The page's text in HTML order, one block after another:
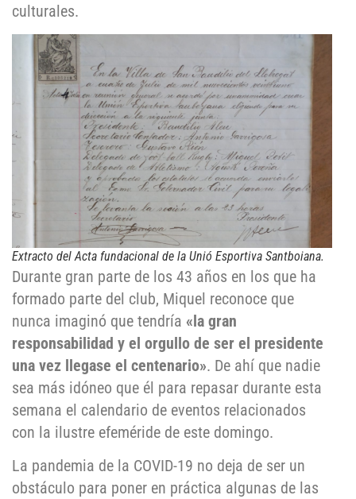
culturales.
Extracto del Acta fundacional de la Unió Esportiva Santboiana.
Durante gran parte de los 43 años en los que ha
formado parte del club, Miquel reconoce que
nunca imaginó que tendría «la gran
responsabilidad y el orgullo de ser el presidente
una vez llegase el centenario». De ahí que nadie
sea más idóneo que él para repasar durante esta
semana el calendario de eventos relacionados
con la ilustre efeméride de este domingo.
La pandemia de la COVID-19 no deja de ser un
obstáculo para poner en práctica algunas de las